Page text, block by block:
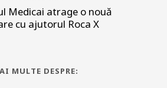
Medicai atrage o nouă
cu ajutorul Roca X
MULTE DESPRE: